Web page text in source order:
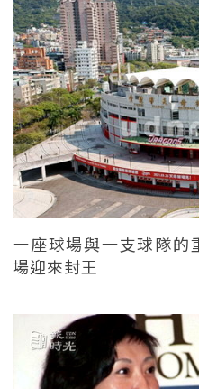
一座球場與一支球隊的
場迎來封王